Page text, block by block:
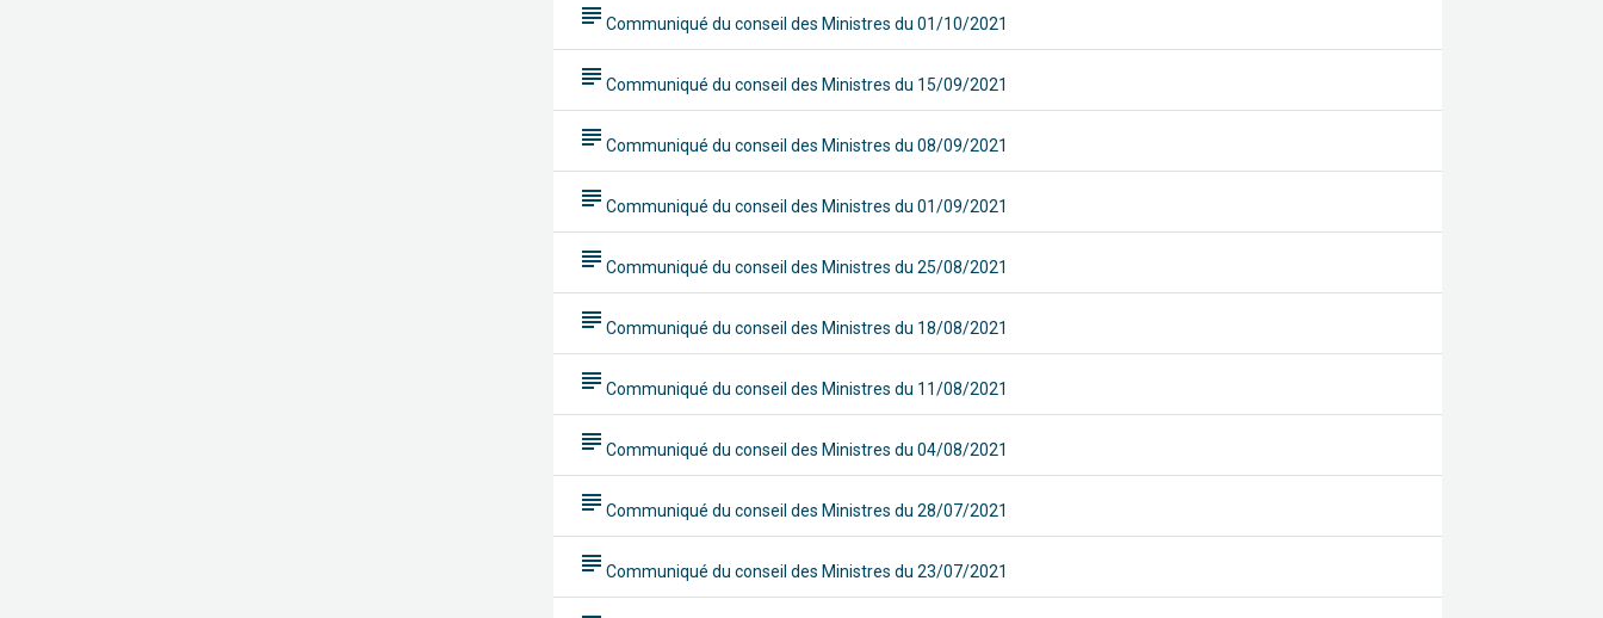
subject Communiqué du conseil des Ministres du 01/10/2021
subject Communiqué du conseil des Ministres du 15/09/2021
subject Communiqué du conseil des Ministres du 08/09/2021
subject Communiqué du conseil des Ministres du 01/09/2021
subject Communiqué du conseil des Ministres du 25/08/2021
subject Communiqué du conseil des Ministres du 18/08/2021
subject Communiqué du conseil des Ministres du 11/08/2021
subject Communiqué du conseil des Ministres du 04/08/2021
subject Communiqué du conseil des Ministres du 28/07/2021
subject Communiqué du conseil des Ministres du 23/07/2021